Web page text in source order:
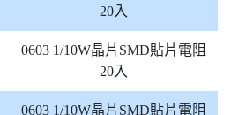
20入
0603 1/10W晶片SMD貼片電阻
20入
0603 1/10W晶片SMD貼片電阻